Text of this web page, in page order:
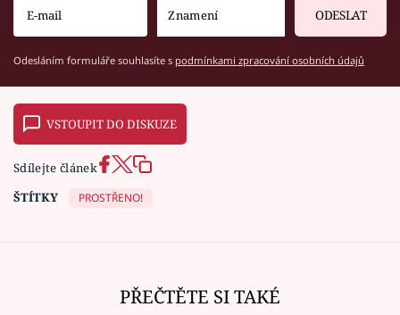
ODESLAT
Odesláním formuláře souhlasíte s podmínkami zpracování osobních údajů
VSTOUPIT DO DISKUZE
Sdílejte článek
ŠTÍTKY
PROSTŘENO!
PŘEČTĚTE SI TAKÉ